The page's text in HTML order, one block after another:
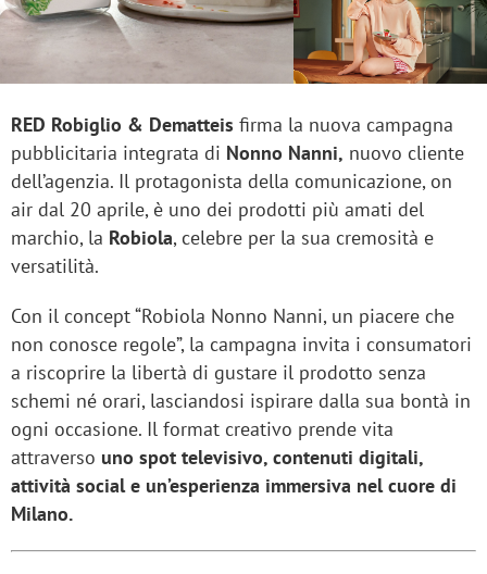
RED Robiglio & Dematteis firma la nuova campagna
pubblicitaria integrata di Nonno Nanni, nuovo cliente
dell’agenzia. Il protagonista della comunicazione, on
air dal 20 aprile, è uno dei prodotti più amati del
marchio, la Robiola, celebre per la sua cremosità e
versatilità.
Con il concept “Robiola Nonno Nanni, un piacere che
non conosce regole”, la campagna invita i consumatori
a riscoprire la libertà di gustare il prodotto senza
schemi né orari, lasciandosi ispirare dalla sua bontà in
ogni occasione. Il format creativo prende vita
attraverso uno spot televisivo, contenuti digitali,
attività social e un’esperienza immersiva nel cuore di
Milano.